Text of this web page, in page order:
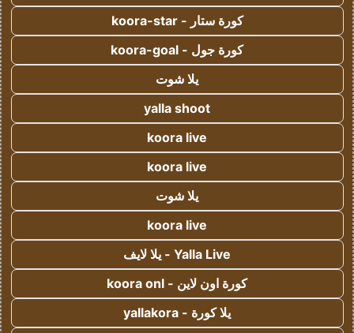
كورة ستار - koora-star
كورة جول - koora-goal
يلا شوت
yalla shoot
koora live
koora live
يلا شوت
koora live
Yalla Live - يلا لايف
كورة اون لاين - koora onl
يلا كورة - yallakora